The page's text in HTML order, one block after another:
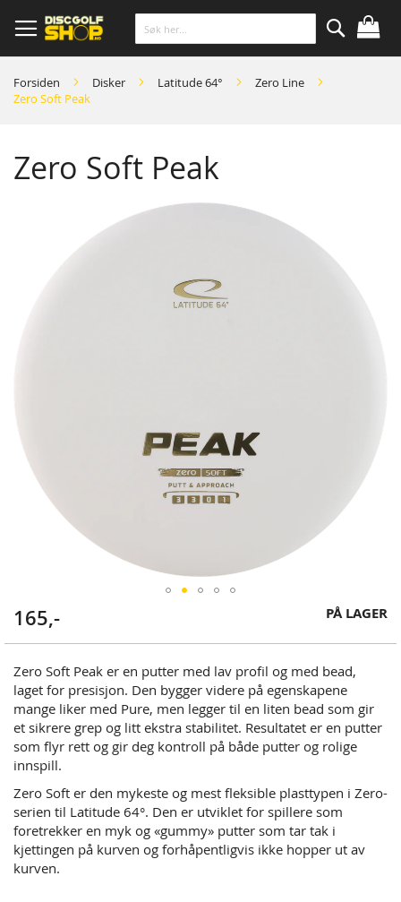
to
Content
Søk
Forsiden Disker Latitude 64°
Zero Line
Zero Soft Peak
Zero Soft Peak
Skip
to
the
beginning
of
the
images
gallery
165,- PÅ LAGER
Zero Soft Peak er en putter med lav profil og med bead,
laget for presisjon. Den bygger videre på egenskapene
mange liker med Pure, men legger til en liten bead som gir
et sikrere grep og litt ekstra stabilitet. Resultatet er en putter
som flyr rett og gir deg kontroll på både putter og rolige
innspill.
Zero Soft er den mykeste og mest fleksible plasttypen i Zero-
serien til Latitude 64°. Den er utviklet for spillere som
foretrekker en myk og «gummy» putter som tar tak i
kjettingen på kurven og forhåpentligvis ikke hopper ut av
kurven.